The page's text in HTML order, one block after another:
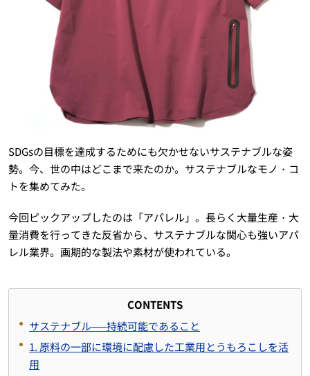
SDGsの目標を達成するためにも欠かせないサステナブルな姿
勢。今、世の中はどこまで来たのか。サステナブルなモノ・コ
トを集めてみた。
今回ピックアップしたのは「アパレル」。長らく大量生産・大
量消費を行ってきた反省から、サステナブルな関心も強いアパ
レル業界。画期的な製法や素材が使われている。
CONTENTS
サステナブル──持続可能であること
1. 原料の一部に環境に配慮した工業用とうもろこしを活
用